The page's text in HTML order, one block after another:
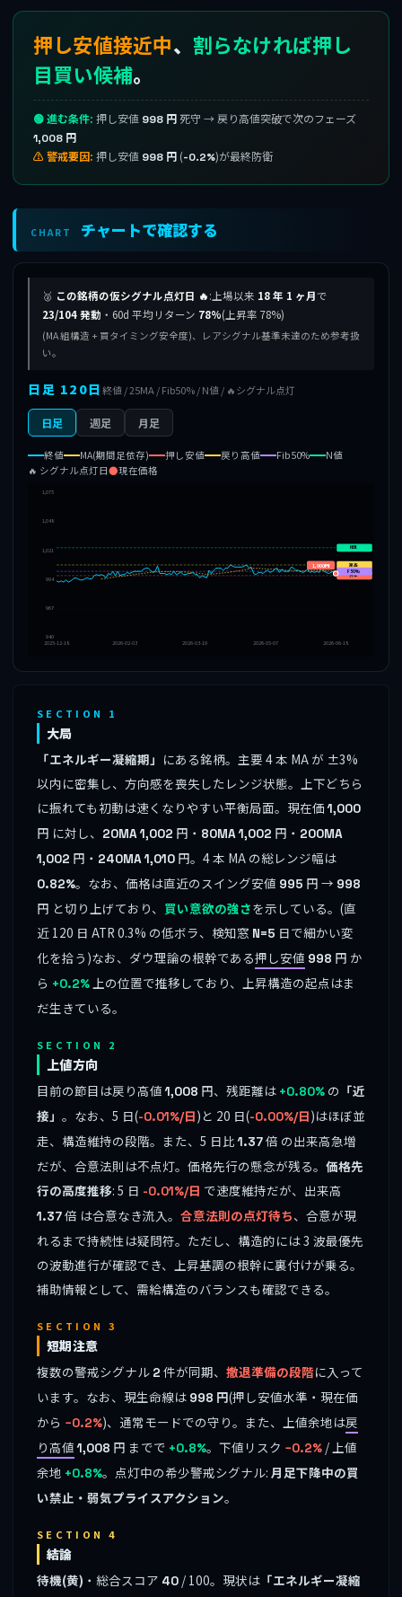
押し安値接近中、 割らなければ押し
目買い候補。
🟢 進む条件: 押し安値 998 円 死守 → 戻り高値突破で次のフェーズ
1,008 円
⚠ 警戒要因: 押し安値 998 円 (-0.2%)が最終防衛
CHART チャートで確認する
🥈 この銘柄の仮シグナル点灯日 🔥:上場以来 18 年 1 ヶ月で
23/104 発動 ・60d 平均リターン 78%(上昇率 78%)
(MA 組構造 + 買タイミング安全度)、レアシグナル基準未達のため参考扱
い。
日足 120日終値 / 25MA / Fib50% / N値 / 🔥シグナル点灯
日足 週足 月足
終値 MA(期間足依存) 押し安値 戻り高値 Fib50%
N値
🔥 シグナル点灯日●現在価格
1,075
1,048
1,021
994
967
940
2025-12-18
2026-02-03 2026-03-19 2026-05-07 2026-06-18
押安
戻高
F50%
N値
1,000円
SECTION 1
大局
「エネルギー凝縮期」 にある銘柄。主要 4 本 MA が ±3%
以内に密集し、方向感を喪失したレンジ状態。上下どちら
に振れても初動は速くなりやすい平衡局面。現在価1,000
円 に対し、 20MA1,002 円・ 80MA1,002 円・ 200MA
1,002 円・ 240MA1,010 円。4 本 MA の総レンジ幅は
0.82%。なお、価格は直近のスイング安値 995 円 → 998
円 と切り上げており、 買い意欲の強さを示している。(直
近 120 日 ATR 0.3% の低ボラ、検知窓 N=5 日で細かい変
化を拾う)なお、ダウ理論の根幹である押し安値 998 円 か
ら +0.2%上の位置で推移しており、上昇構造の起点はま
だ生きている。
SECTION 2
上値方向
目前の節目は戻り高値1,008 円、残距離は +0.80% の 「近
接」 。なお、5 日(-0.01%/日)と 20 日(-0.00%/日)はほぼ並
走、構造維持の段階。また、5 日比1.37倍 の出来高急増
だが、合意法則は不点灯。価格先行の懸念が残る。 価格先
行の高度推移: 5 日 -0.01%/日 で速度維持だが、出来高
1.37倍 は合意なき流入。 合意法則の点灯待ち、合意が現
れるまで持続性は疑問符。ただし、構造的には 3 波最優先
の波動進行が確認でき、上昇基調の根幹に裏付けが乗る。
補助情報として、需給構造のバランスも確認できる。
SECTION 3
短期注意
複数の警戒シグナル 2 件が同期、 撤退準備の段階に入って
います。なお、現生命線は 998 円(押し安値水準・現在価
から −0.2%)、通常モードでの守り。また、上値余地は戻
り高値 1,008 円 までで +0.8%。下値リスク −0.2% / 上値
余地 +0.8%。点灯中の希少警戒シグナル: 月足下降中の買
い禁止・弱気プライスアクション。
SECTION 4
結論
待機(黄) ・総合スコア 40 / 100。現状は 「エネルギー凝縮